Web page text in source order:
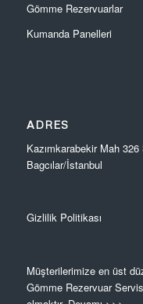
Gömme Rezervuarlar
Kumanda Panelleri
ADRES
Kazımkarabekir Mah
Bagcılar/İstanbul
Gizlilik Politikası
Müşterilerimize en üst
Gömme Rezervuar